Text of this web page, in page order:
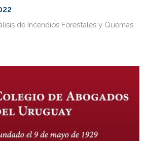
de Incendios Forestales y Quemas